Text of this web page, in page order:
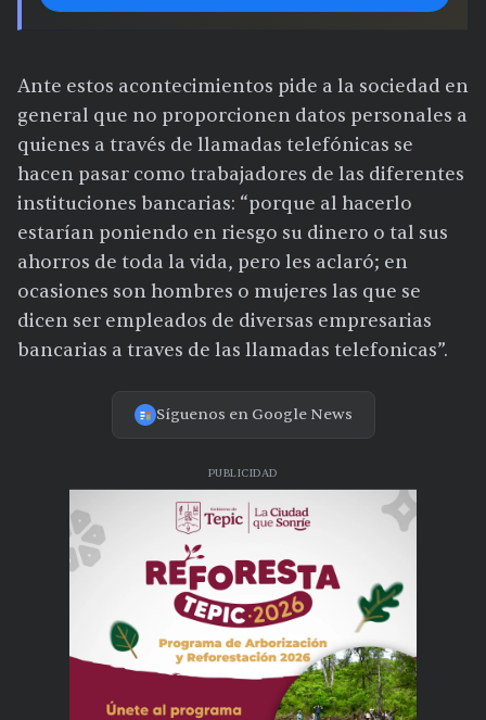
Ante estos acontecimientos pide a la sociedad en
general que no proporcionen datos personales a
quienes a través de llamadas telefónicas se
hacen pasar como trabajadores de las diferentes
instituciones bancarias: “porque al hacerlo
estarían poniendo en riesgo su dinero o tal sus
ahorros de toda la vida, pero les aclaró; en
ocasiones son hombres o mujeres las que se
dicen ser empleados de diversas empresarias
bancarias a traves de las llamadas telefonicas”.
Síguenos en Google News
PUBLICIDAD